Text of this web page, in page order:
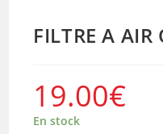
FILTRE A AIR
19.00€
En stock